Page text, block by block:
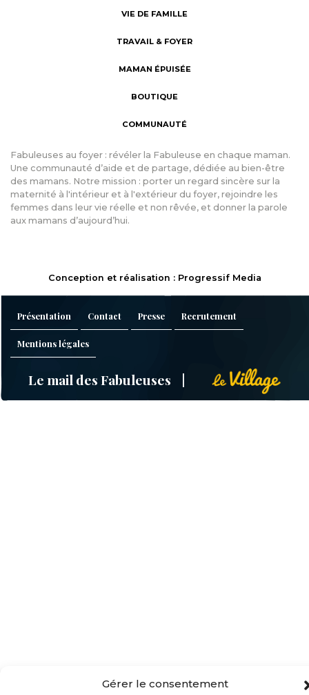
Gérer le consentement
VIE DE FAMILLE
TRAVAIL & FOYER
MAMAN ÉPUISÉE
BOUTIQUE
COMMUNAUTÉ
Fabuleuses au foyer : révéler la Fabuleuse en chaque maman.
Une communauté d’aide et de partage, dédiée au bien-être
des mamans. Notre mission : porter un regard sincère sur la
maternité à l'intérieur et à l'extérieur du foyer, rejoindre les
femmes dans leur vie réelle et non rêvée, et donner la parole
aux mamans d’aujourd’hui.
Conception et réalisation : Progressif Media
Présentation Contact Presse Recrutement
Mentions légales
Le mail des Fabuleuses